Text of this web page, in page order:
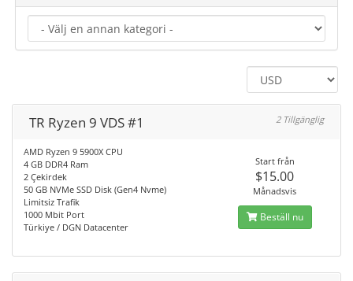
TR Ryzen 9 VDS #1 2 Tillgänglig
AMD Ryzen 9 5900X CPU
4 GB DDR4 Ram
2 Çekirdek
50 GB NVMe SSD Disk (Gen4 Nvme)
Limitsiz Trafik
1000 Mbit Port
Türkiye / DGN Datacenter
Start från
$15.00
Månadsvis
Beställ nu